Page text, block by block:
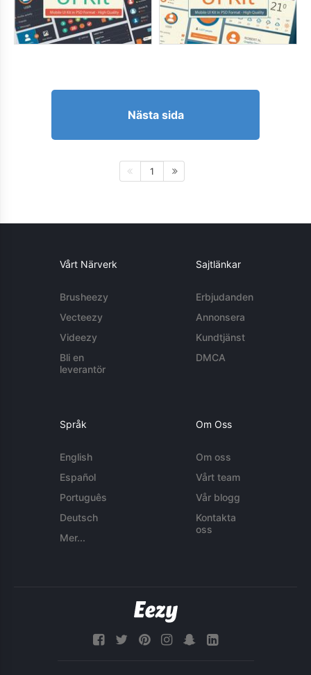
Nästa sida
1
Vårt Närverk
Brusheezy
Vecteezy
Videezy
Bli en
leverantör
Sajtlänkar
Erbjudanden
Annonsera
Kundtjänst
DMCA
Språk
English
Español
Português
Deutsch
Mer...
Om Oss
Om oss
Vårt team
Vår blogg
Kontakta
oss